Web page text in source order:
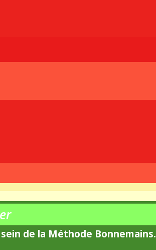
de la Méthode Bonnemains.